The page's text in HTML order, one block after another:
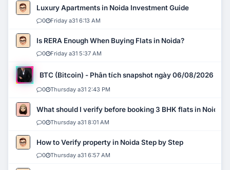
Luxury Apartments in Noida Investment Guide
0 Friday a31 6:13 AM
Is RERA Enough When Buying Flats in Noida?
0 Friday a31 5:37 AM
BTC (Bitcoin) - Phân tích snapshot ngày 06/08/2026
0 Thursday a31 2:43 PM
What should I verify before booking 3 BHK flats in Noida?
0 Thursday a31 8:01 AM
How to Verify property in Noida Step by Step
0 Thursday a31 6:57 AM